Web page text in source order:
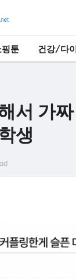
핑툰 건강/다
서 가
생